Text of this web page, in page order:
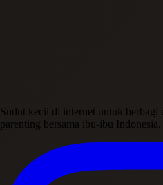
Sudut kecil di internet untuk berbagi
parenting bersama ibu-ibu Indonesia.